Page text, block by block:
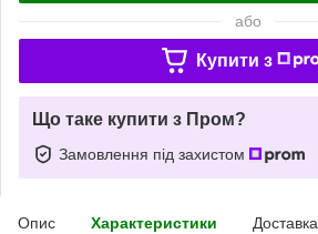
або
Купити з
Що таке купити з Пром?
Замовлення під захистом
Опис Характеристики Доставка